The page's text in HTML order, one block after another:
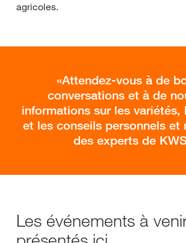
agricoles.
Attendez-vous à de
conversations et à de
informations sur les variétés,
et les conseils personnels et
des experts de
Les événements à